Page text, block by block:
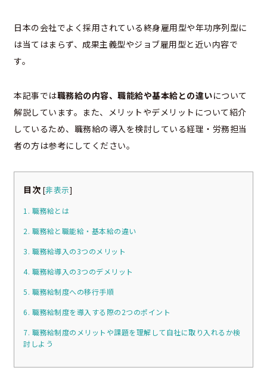
日本の会社でよく採用されている終身雇用型や年功序列型に
は当てはまらず、成果主義型やジョブ雇用型と近い内容で
す。
本記事では職務給の内容、職能給や基本給との違いについて
解説しています。また、メリットやデメリットについて紹介
しているため、職務給の導入を検討している経理・労務担当
者の方は参考にしてください。
目次 [非表示]
1. 職務給とは
2. 職務給と職能給・基本給の違い
3. 職務給導入の3つのメリット
4. 職務給導入の3つのデメリット
5. 職務給制度への移行手順
6. 職務給制度を導入する際の2つのポイント
7. 職務給制度のメリットや課題を理解して自社に取り入れるか検
討しよう